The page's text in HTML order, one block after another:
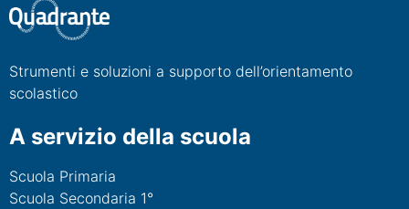
Strumenti e soluzioni a supporto dell’orientamento
scolastico
A servizio della scuola
Scuola Primaria
Scuola Secondaria 1°